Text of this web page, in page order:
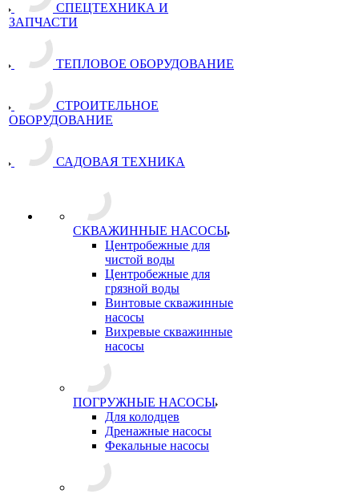
СПЕЦТЕХНИКА И
ЗАПЧАСТИ
ТЕПЛОВОЕ ОБОРУДОВАНИЕ
СТРОИТЕЛЬНОЕ
ОБОРУДОВАНИЕ
САДОВАЯ ТЕХНИКА
СКВАЖИННЫЕ НАСОСЫ
Центробежные для
чистой воды
Центробежные для
грязной воды
Винтовые скважинные
насосы
Вихревые скважинные
насосы
ПОГРУЖНЫЕ НАСОСЫ
Для колодцев
Дренажные насосы
Фекальные насосы